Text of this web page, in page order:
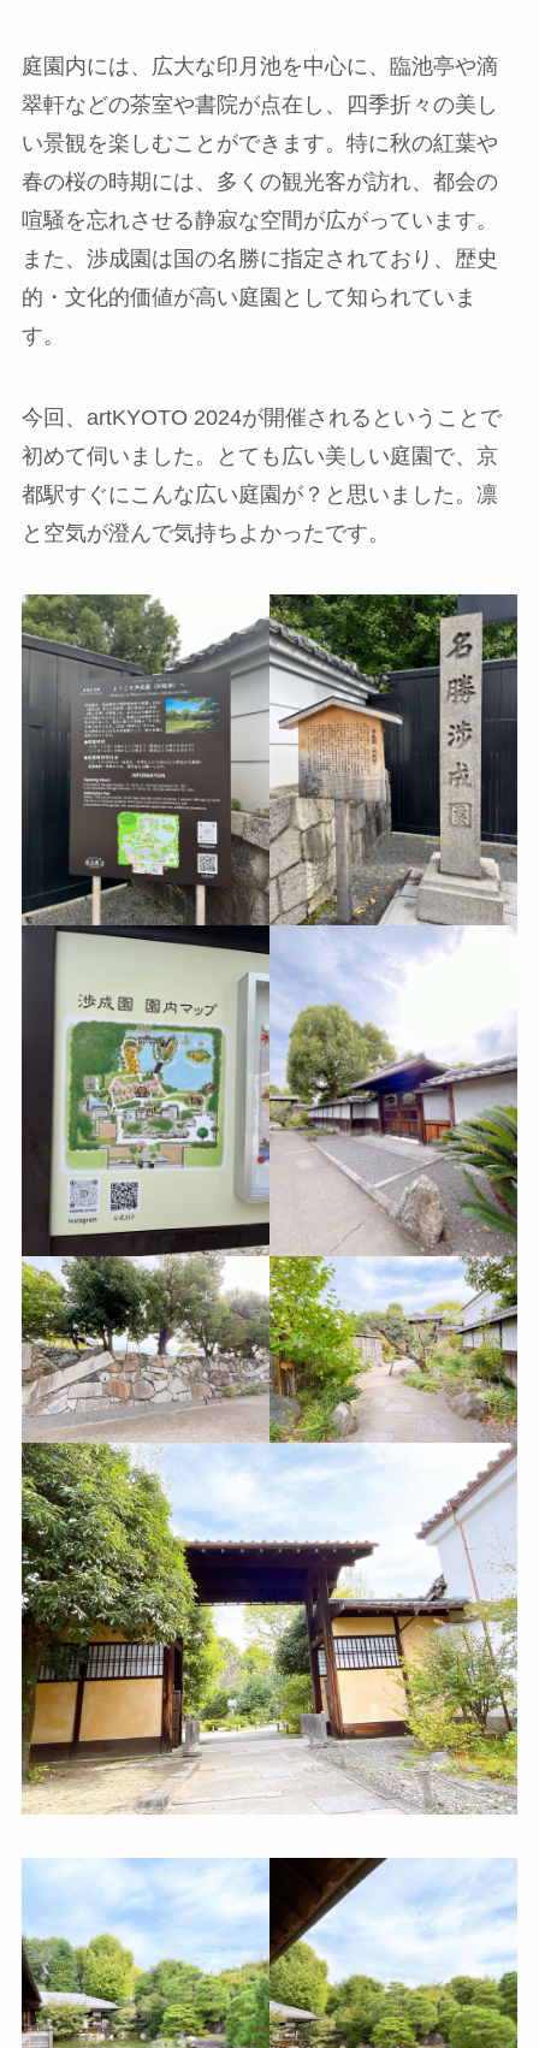
庭園内には、広大な印月池を中心に、臨池亭や滴
翠軒などの茶室や書院が点在し、四季折々の美し
い景観を楽しむことができます。特に秋の紅葉や
春の桜の時期には、多くの観光客が訪れ、都会の
喧騒を忘れさせる静寂な空間が広がっています。
また、渉成園は国の名勝に指定されており、歴史
的・文化的価値が高い庭園として知られていま
す。
今回、artKYOTO 2024が開催されるということで
初めて伺いました。とても広い美しい庭園で、京
都駅すぐにこんな広い庭園が？と思いました。凛
と空気が澄んで気持ちよかったです。